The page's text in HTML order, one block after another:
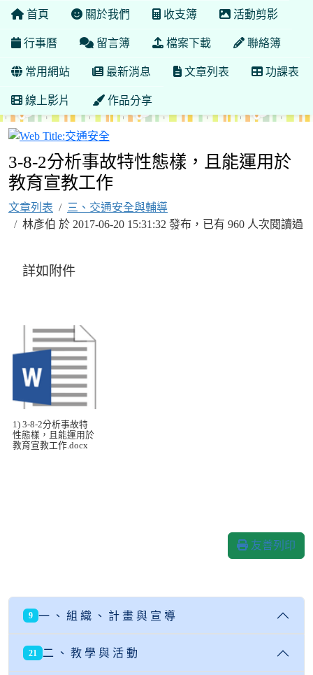
首頁 關於我們 收支簿 活動剪影
行事曆 留言簿 檔案下載 聯絡簿
常用網站 最新消息 文章列表 功課表
線上影片 作品分享
3-8-2分析事故特性態樣，且能運用於
教育宣教工作
文章列表
三、交通安全與輔導
林彥伯 於 2017-06-20 15:31:32 發布，已有 960 人次閱讀過
詳如附件
1) 3-8-2分析事故特
性態樣，且能運用於
教育宣教工作.docx
友善列印
9 一 、 組 織 、 計 畫 與 宣 導
21 二 、 教 學 與 活 動